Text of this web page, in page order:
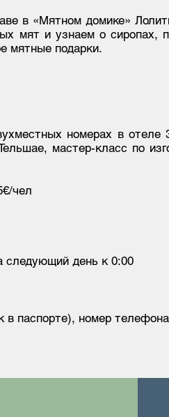
в «Мятном домике»
мят и узнаем о сиропах,
мятные подарки.
номерах в
мастер-класс по
чел
следующий день к 0:00
в паспорте), номер